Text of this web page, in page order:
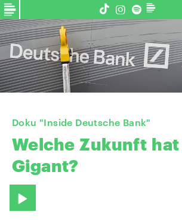
Doku "Inside Deutsche Bank"
Welche Zukunft hat
Gigant?